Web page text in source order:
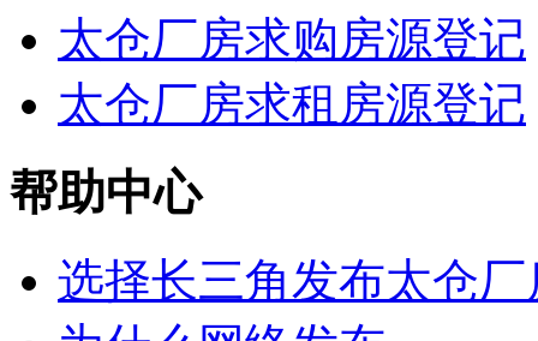
太仓厂房求购房源登记
太仓厂房求租房源登记
帮助中心
选择长三角发布太仓